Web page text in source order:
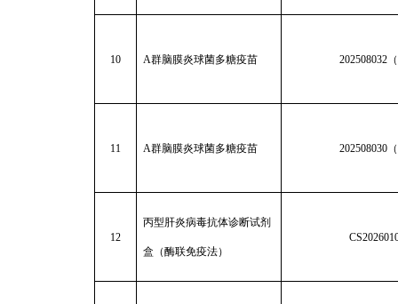
10 A群脑膜炎球菌多糖疫苗 202508032
11 A群脑膜炎球菌多糖疫苗 202508030
12
丙型肝炎病毒抗体诊断试剂
盒（酶联免疫法）